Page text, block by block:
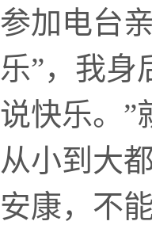
参加电台
乐”，我身
说快乐。”
从小到大
安康，不